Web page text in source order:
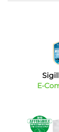
prezzi
Nel nostro
Akai,
Miele,
E-